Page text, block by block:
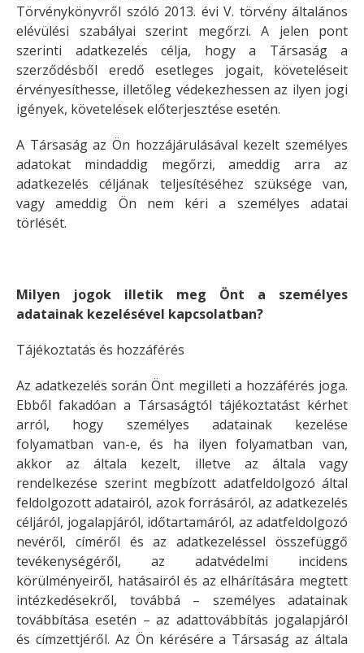
Törvénykönyvről szóló 2013. évi V. törvény általános
elévülési szabályai szerint megőrzi. A jelen pont
szerinti adatkezelés célja, hogy a Társaság a
szerződésből eredő esetleges jogait, követeléseit
érvényesíthesse, illetőleg védekezhessen az ilyen jogi
igények, követelések előterjesztése esetén.
A Társaság az Ön hozzájárulásával kezelt személyes
adatokat mindaddig megőrzi, ameddig arra az
adatkezelés céljának teljesítéséhez szüksége van,
vagy ameddig Ön nem kéri a személyes adatai
törlését.
Milyen jogok illetik meg Önt a személyes
adatainak kezelésével kapcsolatban?
Tájékoztatás és hozzáférés
Az adatkezelés során Önt megilleti a hozzáférés joga.
Ebből fakadóan a Társaságtól tájékoztatást kérhet
arról, hogy személyes adatainak kezelése
folyamatban van-e, és ha ilyen folyamatban van,
akkor az általa kezelt, illetve az általa vagy
rendelkezése szerint megbízott adatfeldolgozó által
feldolgozott adatairól, azok forrásáról, az adatkezelés
céljáról, jogalapjáról, időtartamáról, az adatfeldolgozó
nevéről, címéről és az adatkezeléssel összefüggő
tevékenységéről, az adatvédelmi incidens
körülményeiről, hatásairól és az elhárítására megtett
intézkedésekről, továbbá – személyes adatainak
továbbítása esetén – az adattovábbítás jogalapjáról
és címzettjéről. Az Ön kérésére a Társaság az általa